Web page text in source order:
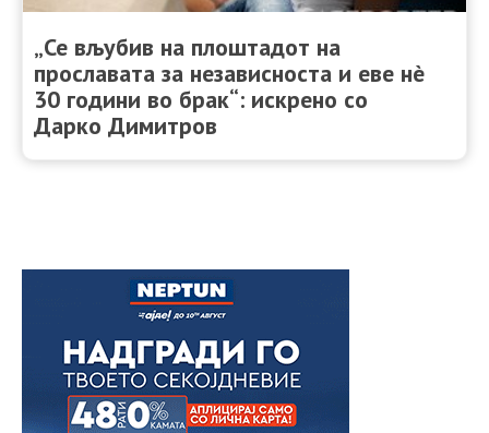
„Се вљубив на плоштадот на
прославата за независноста и еве нè
30 години во брак“: искрено со
Дарко Димитров